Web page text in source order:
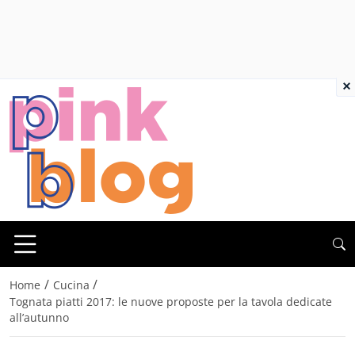
Home / Cucina /
Tognata piatti 2017: le nuove proposte per la tavola dedicate
all’autunno
×